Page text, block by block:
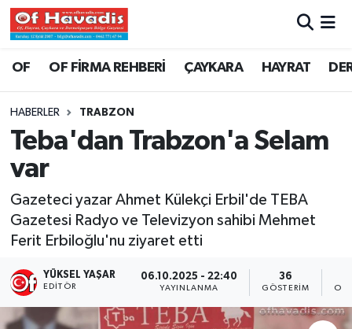
OF OF FİRMA REHBERİ ÇAYKARA HAYRAT
HABERLER TRABZON
Teba'dan Trabzon'a Selam
var
Gazeteci yazar Ahmet Külekçi Erbil'de TEBA
Gazetesi Radyo ve Televizyon sahibi Mehmet
Ferit Erbiloğlu'nu ziyaret etti
YÜKSEL YAŞAR
EDITÖR
06.10.2025 - 22:40
YAYINLANMA
36
GÖSTERIM
Trabzon Nöbetçi Eczaneler
Trabzon Namaz Vakitleri
Trabzon Trafik Yoğunluk Haritası
Süper Lig Puan Durumu ve Fikstür